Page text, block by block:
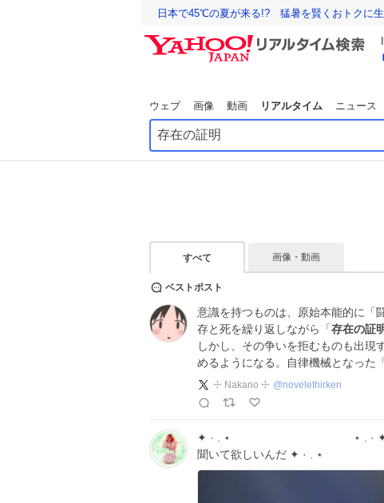
日本で45℃の夏が来る!? 猛暑を賢くおトクに生
ウェブ 画像 動画 リアルタイム ニュース
すべて 画像・動画
ベストポスト
意識を持つものは、原始本能的に「
存と死を繰り返しながら「 存在の証
しかし、その争いを拒むものも出現
めるようになる。自律機械となった
☩ Nakano ☩ @novelethirken
✦ · . ⋆ ⋆ . ·
聞いて欲しいんだ ✦